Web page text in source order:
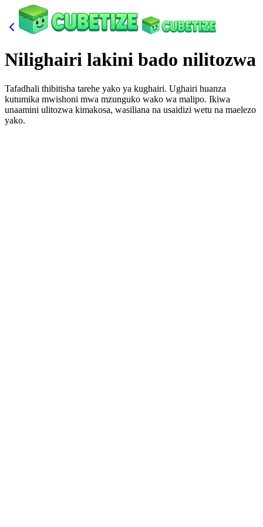
Nilighairi lakini bado nilitozwa
Tafadhali thibitisha tarehe yako ya kughairi. Ughairi huanza
kutumika mwishoni mwa mzunguko wako wa malipo. Ikiwa
unaamini ulitozwa kimakosa, wasiliana na usaidizi wetu na maelezo
yako.